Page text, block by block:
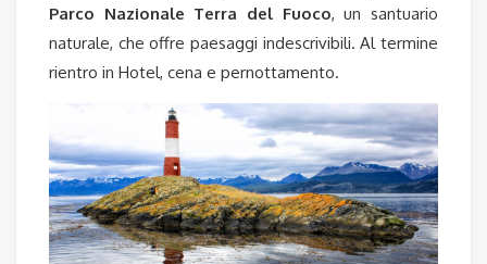
Parco Nazionale Terra del Fuoco, un santuario
naturale, che offre paesaggi indescrivibili. Al termine
rientro in Hotel, cena e pernottamento.